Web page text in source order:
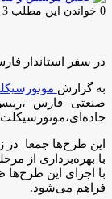
0 خواندن این مطلب 3 دقیقه زمان میبرد
در سفر استاندار
به گزارش
صنعتی فارس
این طرح‌ها جمعا در زمینی به مساحت 11هزارمترمربع و با
با بهره‌برداری از مرحله نخست این
فراهم می‌شود.